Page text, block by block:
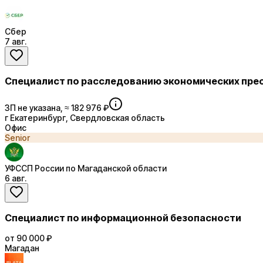
Сбер
7 авг.
Специалист по расследованию экономических
ЗП не указана, ≈ 182 976 ₽
г Екатеринбург, Свердловская область
Офис
Senior
УФССП России по Магаданской области
6 авг.
Специалист по информационной безопасности
от 90 000 ₽
Магадан